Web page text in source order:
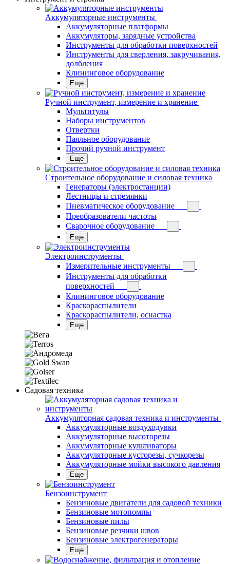
Аккумуляторные инструменты
Аккумуляторные платформы
Аккумуляторы, зарядные устройства
Инструменты для обработки поверхностей
Инструменты для сверления, закручивания,
долбления
Клининговое оборудование
Еще
Ручной инструмент, измерение и хранение
Мультитулы
Наборы инструментов
Отвертки
Паяльное оборудование
Прочий ручной инструмент
Еще
Строительное оборудование и силовая техника
Генераторы (электростанции)
Лестницы и стремянки
Пневматическое оборудование
Преобразователи частоты
Сварочное оборудование
Еще
Электроинструменты
Измерительные инструменты
Инструменты для обработки
поверхностей
Клининговое оборудование
Краскораспылители
Краскораспылители, оснастка
Еще
Садовая техника
Аккумуляторная садовая техника и инструменты
Аккумуляторные воздуходувки
Аккумуляторные высоторезы
Аккумуляторные культиваторы
Аккумуляторные кусторезы, сучкорезы
Аккумуляторные мойки высокого давления
Еще
Бензоинструмент
Бензиновые двигатели для садовой техники
Бензиновые мотопомпы
Бензиновые пилы
Бензиновые резчики швов
Бензиновые электрогенераторы
Еще